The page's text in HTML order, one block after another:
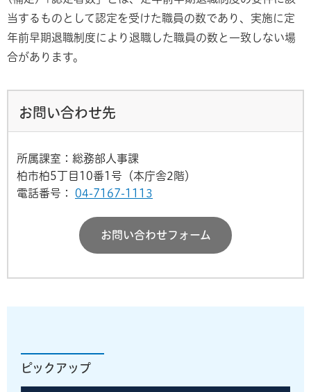
当するものとして認定を受けた職員の数であり、実施に定
年前早期退職制度により退職した職員の数と一致しない場
合があります。
お問い合わせ先
所属課室：総務部人事課
柏市柏5丁目10番1号（本庁舎2階）
電話番号：
04-7167-1113
お問い合わせフォーム
ピックアップ